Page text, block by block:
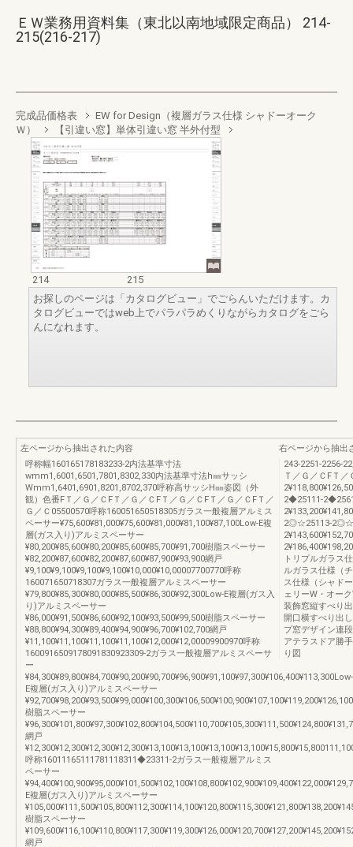
ＥＷ業務用資料集（東北以南地域限定商品） 214-
215(216-217)
完成品価格表
EW for Design（複層ガラス仕様 シャドーオーク
Ｗ）
【引違い窓】単体引違い窓 半外付型
214
215
お探しのページは「カタログビュー」でごらんいただけます。カ
タログビューではweb上でパラパラめくりながらカタログをごら
んになれます。
左ページから抽出された内容
呼称幅160165178183233-2内法基準寸法
wmm1,6001,6501,7801,8302,330内法基準寸法h㎜サッシ
Wmm1,6401,6901,8201,8702,370呼称高サッシH㎜姿図（外
観）色番FＴ／Ｇ／ＣFＴ／Ｇ／ＣFＴ／Ｇ／ＣFＴ／Ｇ／ＣFＴ／
Ｇ／Ｃ05500570呼称160051650518305ガラス一般複層アルミス
ペーサー¥75,600¥81,000¥75,600¥81,000¥81,100¥87,100Low-E複
層(ガス入り)アルミスペーサー
¥80,200¥85,600¥80,200¥85,600¥85,700¥91,700樹脂スペーサー
¥82,200¥87,600¥82,200¥87,600¥87,900¥93,900網戸
¥9,100¥9,100¥9,100¥9,100¥10,000¥10,00007700770呼称
160071650718307ガラス一般複層アルミスペーサー
¥79,800¥85,300¥80,000¥85,500¥86,300¥92,300Low-E複層(ガス入
り)アルミスペーサー
¥86,000¥91,500¥86,600¥92,100¥93,500¥99,500樹脂スペーサー
¥88,800¥94,300¥89,400¥94,900¥96,700¥102,700網戸
¥11,100¥11,100¥11,100¥11,100¥12,000¥12,00009900970呼称
1600916509178091830923309-2ガラス一般複層アルミスペーサ
ー
¥84,300¥89,800¥84,700¥90,200¥90,700¥96,900¥91,100¥97,300¥106,400¥113,300Low-
E複層(ガス入り)アルミスペーサー
¥92,700¥98,200¥93,500¥99,000¥100,300¥106,500¥100,900¥107,100¥119,200¥126,100
樹脂スペーサー
網戸
呼称16011165111781118311◆23311-2ガラス一般複層アルミス
ペーサー
E複層(ガス入り)アルミスペーサー
樹脂スペーサー
網戸
右ページから抽出
243-2251-2256-
Ｔ／Ｇ／ＣFＴ／
2◆25111-
2◎☆25113-
トリプルガラス
ルガラス仕様（
ス仕様（シャド
ェリーW・オー
装飾窓縦すべり
開口横すべり出
プ窓デザイン連
アテラスドア勝
り図